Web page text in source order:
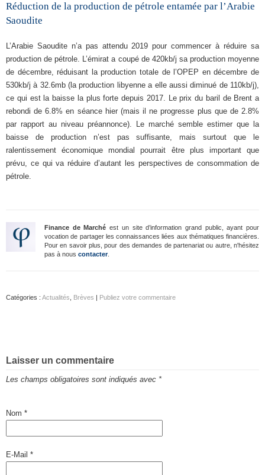
Réduction de la production de pétrole entamée par l’Arabie
Saoudite
L’Arabie Saoudite n’a pas attendu 2019 pour commencer à réduire sa
production de pétrole. L’émirat a coupé de 420kb/j sa production moyenne
de décembre, réduisant la production totale de l’OPEP en décembre de
530kb/j à 32.6mb (la production libyenne a elle aussi diminué de 110kb/j),
ce qui est la baisse la plus forte depuis 2017. Le prix du baril de Brent a
rebondi de 6.8% en séance hier (mais il ne progresse plus que de 2.8%
par rapport au niveau préannonce). Le marché semble estimer que la
baisse de production n’est pas suffisante, mais surtout que le
ralentissement économique mondial pourrait être plus important que
prévu, ce qui va réduire d’autant les perspectives de consommation de
pétrole.
Finance de Marché est un site d’information grand public, ayant pour
vocation de partager les connaissances liées aux thématiques financières.
Pour en savoir plus, pour des demandes de partenariat ou autre, n'hésitez
pas à nous contacter.
Catégories : Actualités Brèves | Publiez votre commentaire
Laisser un commentaire
Les champs obligatoires sont indiqués avec *
Nom *
E-Mail *